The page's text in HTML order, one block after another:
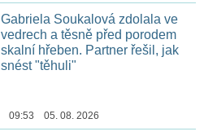
Gabriela Soukalová zdolala ve
vedrech a těsně před porodem
skalní hřeben. Partner řešil, jak
snést "těhuli"
09:53 05. 08. 2026